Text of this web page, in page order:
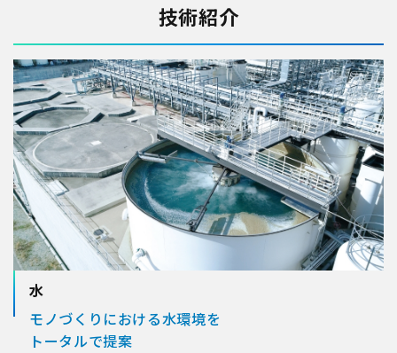
技術紹介
水
モノづくりにおける水環境を
トータルで提案